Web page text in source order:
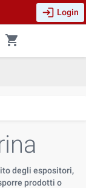
login Login
shopping_cart
degli espositori,
prodotti o